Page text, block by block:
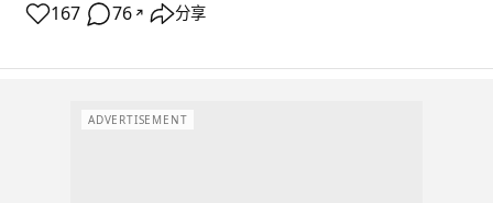
167 76 ↗ 分享
ADVERTISEMENT